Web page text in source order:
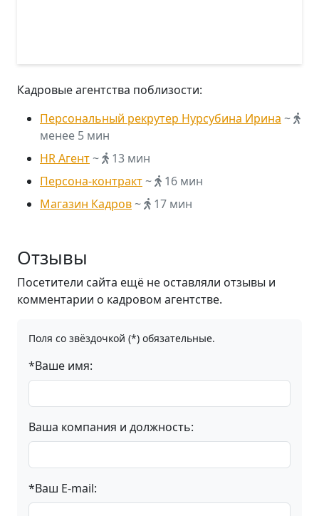
Кадровые агентства поблизости:
Персональный рекрутер Нурсубина Ирина ~
менее 5 мин
HR Агент~
13 мин
Персона-контракт~
16 мин
Магазин Кадров~ 17 мин
Отзывы
Посетители сайта ещё не оставляли отзывы и
комментарии о кадровом агентстве.
Поля со звёздочкой (*) обязательные.
*Ваше имя:
Ваша компания и должность:
*Ваш E-mail: